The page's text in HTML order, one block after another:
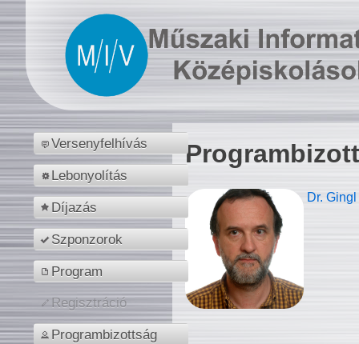
Versenyfelhívás
Lebonyolítás
Díjazás
Szponzorok
Program
Regisztráció
Programbizottság
Dr.